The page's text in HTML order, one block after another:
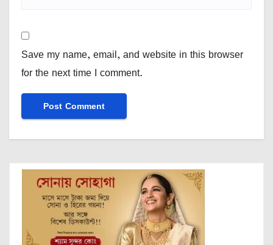
Save my name, email, and website in this browser
for the next time I comment.